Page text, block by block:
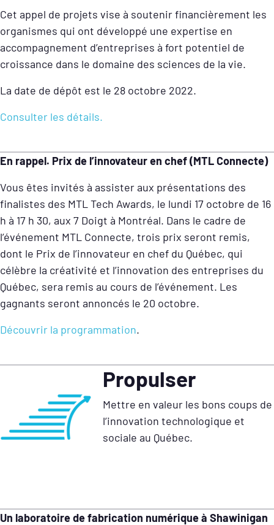
Cet appel de projets vise à soutenir financièrement les
organismes qui ont développé une expertise en
accompagnement d’entreprises à fort potentiel de
croissance dans le domaine des sciences de la vie.
La date de dépôt est le 28 octobre 2022.
Consulter les détails.
En rappel. Prix de l’innovateur en chef (MTL Connecte)
Vous êtes invités à assister aux présentations des
finalistes des MTL Tech Awards, le lundi 17 octobre de 16
h à 17 h 30, aux 7 Doigt à Montréal. Dans le cadre de
l’événement MTL Connecte, trois prix seront remis,
dont le Prix de l’innovateur en chef du Québec, qui
célèbre la créativité et l’innovation des entreprises du
Québec, sera remis au cours de l’événement. Les
gagnants seront annoncés le 20 octobre.
Découvrir la programmation.
Propulser
Mettre en valeur les bons coups de
l’innovation technologique et
sociale au Québec.
Un laboratoire de fabrication numérique à Shawinigan